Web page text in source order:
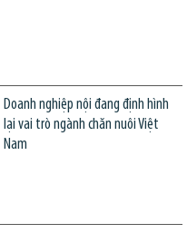
Doanh nghiệp nội đang định hình
lại vai trò ngành chăn nuôi Việt
Nam